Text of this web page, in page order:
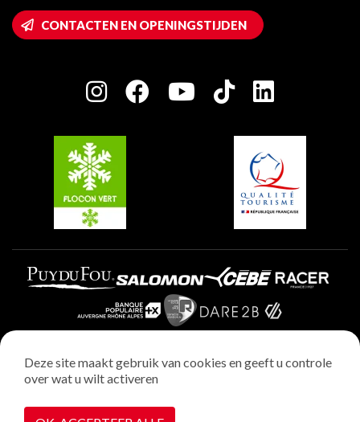
Wifi toegang
Huis van de eigenaar
Charter van toegewijde spelers
Plagne 1800
Plagne Villages
Plagne Aime 2000
CONTACTEN EN OPENINGSTIJDEN
Wettelijke vermeldingen
Privacybeleid
Deze site maakt gebruik van cookies en geeft u controle
over wat u wilt activeren